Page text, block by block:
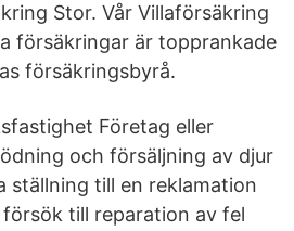
Stor. Vår Villaförsäkring
försäkringar är topprankade
försäkringsbyrå.
Företag eller
och försäljning av djur
ställning till en reklamation
till reparation av fel